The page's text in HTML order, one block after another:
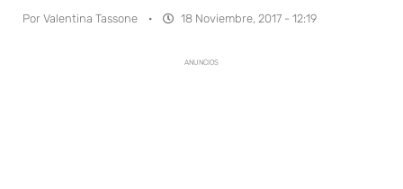
Por Valentina Tassone · 18 Noviembre, 2017 - 12:19
ANUNCIOS